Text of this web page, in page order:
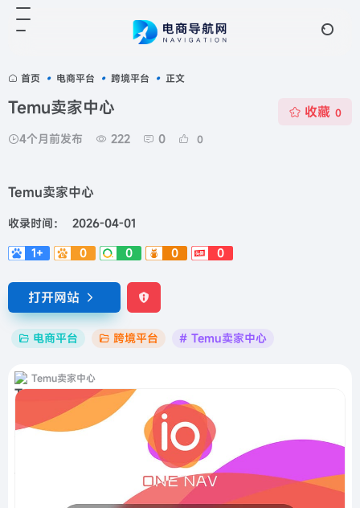
首页 • 电商平台 • 跨境平台 • 正文
Temu卖家中心
4个月前发布 222 0 0
收藏 0
Temu卖家中心
收录时间：
2026-04-01
1+
0 0 0 0
打开网站
电商平台 跨境平台 # Temu卖家中心
Temu卖家中心